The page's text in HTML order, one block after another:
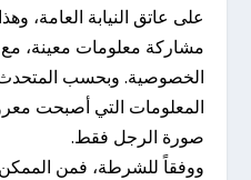
على عاتق النيابة العامة،
مشاركة معلومات معينة،
الخصوصية. وبحسب
المعلومات التي أصبحت
صورة الرجل فقط.
ووفقاً للشرطة، فمن